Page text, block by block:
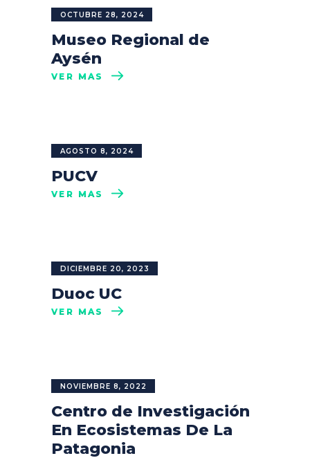
OCTUBRE 28, 2024
Museo Regional de
Aysén
VER MÁS
AGOSTO 8, 2024
PUCV
VER MÁS
DICIEMBRE 20, 2023
Duoc UC
VER MÁS
NOVIEMBRE 8, 2022
Centro de Investigación
En Ecosistemas De La
Patagonia